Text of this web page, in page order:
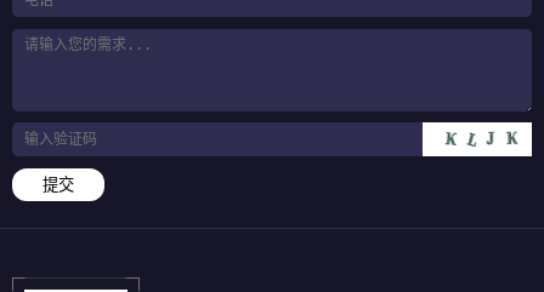
提交